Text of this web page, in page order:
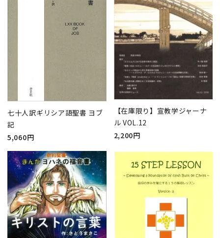
七十人訳ギリシア語聖書 ヨブ
記
5,060円
【在庫限り】宣教学ジャーナ
ル VOL.12
2,200円